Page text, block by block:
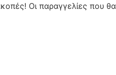
Οι παραγγελίες που